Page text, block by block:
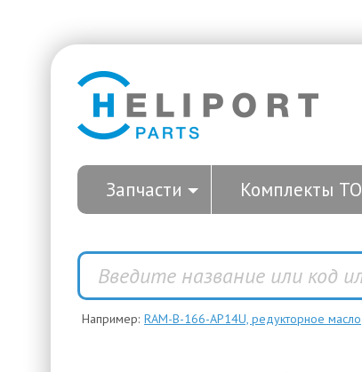
Запчасти Комплекты ТО
Например: RAM-B-166-AP14U, редукторное масло